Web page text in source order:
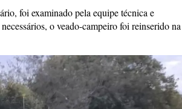
foi examinado pela equipe técnica e
o veado-campeiro foi reinserido na